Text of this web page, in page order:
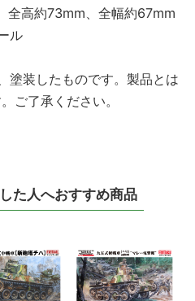
全高約73mm、全幅約67mm
ル
塗装したものです。製品とは
ご了承ください。
た人へおすすめ商品